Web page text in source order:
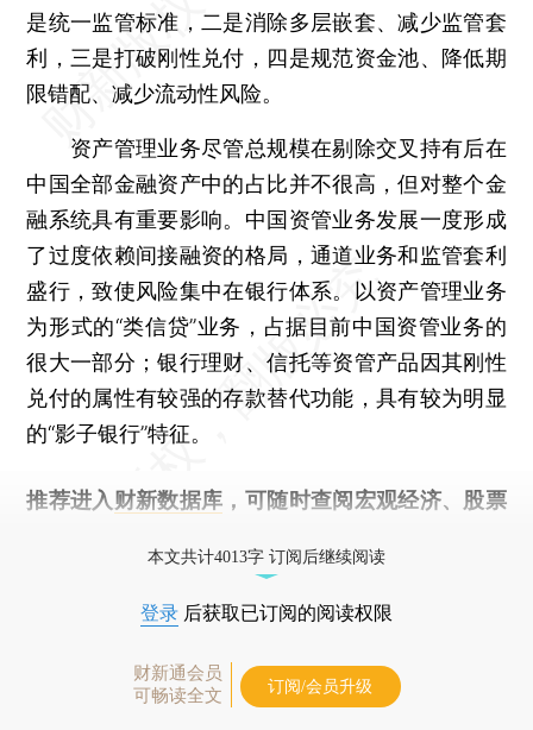
是统一监管标准，二是消除多层嵌套、减少监管套
利，三是打破刚性兑付，四是规范资金池、降低期
限错配、减少流动性风险。
资产管理业务尽管总规模在剔除交叉持有后在
中国全部金融资产中的占比并不很高，但对整个金
融系统具有重要影响。中国资管业务发展一度形成
了过度依赖间接融资的格局，通道业务和监管套利
盛行，致使风险集中在银行体系。以资产管理业务
为形式的“类信贷”业务，占据目前中国资管业务的
很大一部分；银行理财、信托等资管产品因其刚性
兑付的属性有较强的存款替代功能，具有较为明显
的“影子银行”特征。
推荐进入 财新数据库 ，可随时查阅宏观经济、股票
本文共计4013字 订阅后继续阅读
登录 后获取已订阅的阅读权限
财新通会员
可畅读全文
订阅/会员升级